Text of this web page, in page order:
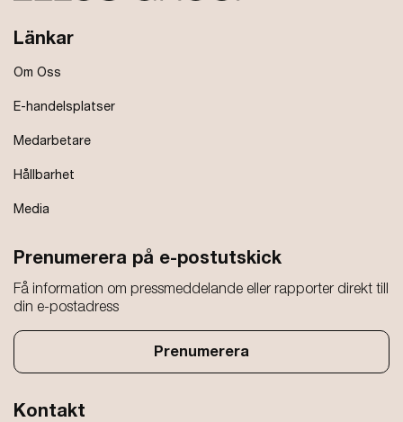
Länkar
Om Oss
E-handelsplatser
Medarbetare
Hållbarhet
Media
Prenumerera på e-postutskick
Få information om pressmeddelande eller rapporter direkt till
din e-postadress
Prenumerera
Kontakt